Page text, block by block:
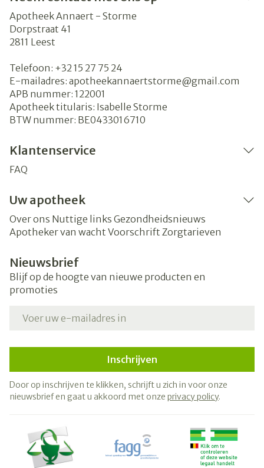
Apotheek Annaert - Storme
Dorpstraat 41
2811 Leest
Telefoon: +32 15 27 75 24
E-mailadres: apotheekannaertstorme@gmail.com
APB nummer: 122001
Apotheek titularis: Isabelle Storme
BTW nummer: BE0433016710
Klantenservice
FAQ
Uw apotheek
Over ons Nuttige links Gezondheidsnieuws
Apotheker van wacht Voorschrift Zorgtarieven
Nieuwsbrief
Blijf op de hoogte van nieuwe producten en
promoties
Inschrijven
Door op inschrijven te klikken, schrijft u zich in voor onze
nieuwsbrief en gaat u akkoord met onze privacy policy.